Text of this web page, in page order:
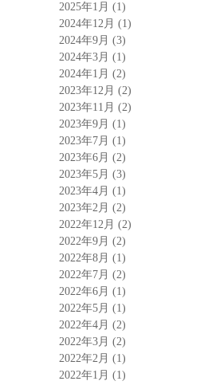
2025年1月 (1)
2024年12月 (1)
2024年9月 (3)
2024年3月 (1)
2024年1月 (2)
2023年12月 (2)
2023年11月 (2)
2023年9月 (1)
2023年7月 (1)
2023年6月 (2)
2023年5月 (3)
2023年4月 (1)
2023年2月 (2)
2022年12月 (2)
2022年9月 (2)
2022年8月 (1)
2022年7月 (2)
2022年6月 (1)
2022年5月 (1)
2022年4月 (2)
2022年3月 (2)
2022年2月 (1)
2022年1月 (1)